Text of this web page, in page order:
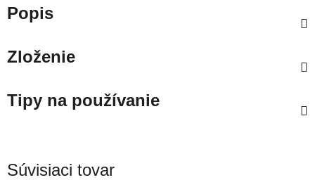
Popis
Zloženie
Tipy na používanie
Súvisiaci tovar